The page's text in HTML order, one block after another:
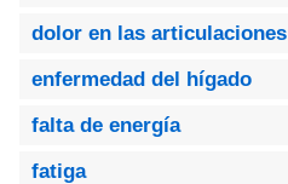
dolor en las articulaciones
enfermedad del hígado
falta de energía
fatiga